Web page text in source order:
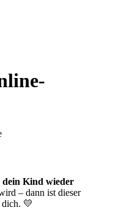
Kind wieder
– dann ist dieser
💛